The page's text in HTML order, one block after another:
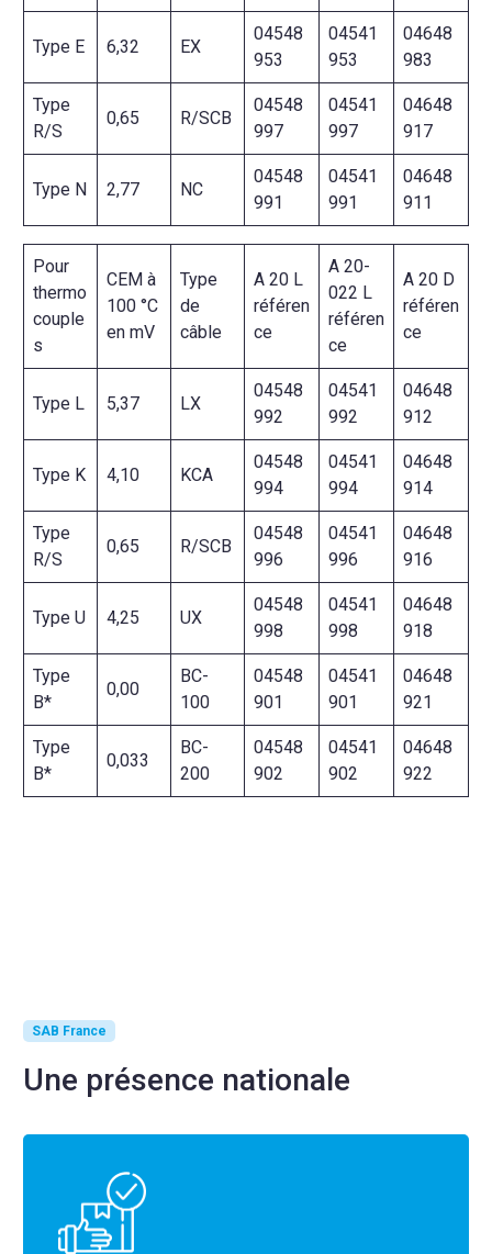
Type E 6,32 EX
04548
953
04541
953
04648
983
Type
R/S
0,65 R/SCB
04548
997
04541
997
04648
917
Type N 2,77 NC
04548
991
04541
991
04648
911
Pour
thermo
couple
s
CEM à
100 °C
en mV
Type
de
câble
A 20 L
référen
ce
A 20-
022 L
référen
ce
A 20 D
référen
ce
Type L 5,37 LX
04548
992
04541
992
04648
912
Type K 4,10 KCA
04548
994
04541
994
04648
914
Type
R/S
0,65 R/SCB
04548
996
04541
996
04648
916
Type U 4,25 UX
04548
998
04541
998
04648
918
Type
B*
0,00
BC-
100
04548
901
04541
901
04648
921
Type
B*
0,033
BC-
200
04548
902
04541
902
04648
922
SAB France
Une présence nationale